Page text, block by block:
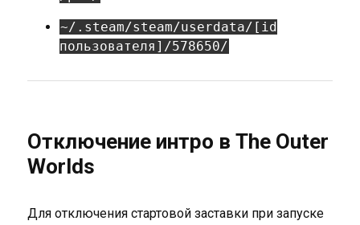
~/.steam/steam/userdata/[id
пользователя]/578650/
Отключение интро в The Outer
Worlds
Для отключения стартовой заставки при запуске